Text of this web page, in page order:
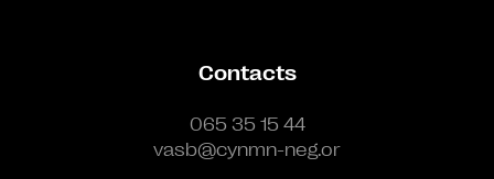
Contacts
065 35 15 44
vasb@cynmn-neg.or